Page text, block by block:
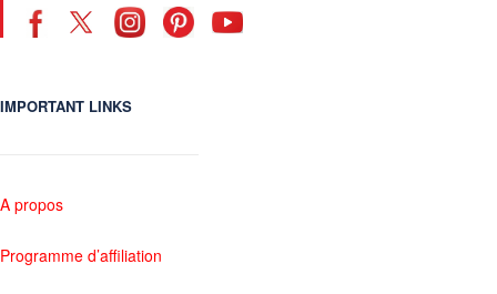
IMPORTANT LINKS
A propos
Programme d’affiliation